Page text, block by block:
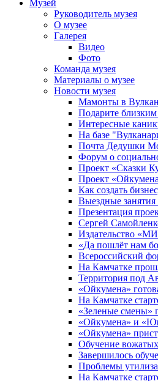
Музей
Руководитель музея
О музее
Галерея
Видео
Фото
Команда музея
Материалы о музее
Новости музея
Мамонты в
Подарите
Интересные
На базе
Почта Дедушки
Форум о
Проект «Сказки
Проект
Как создать
Выездные занятия
Презентация
Сергей
Издательство
«Да пошлёт нам
Всероссийский
На Камчатке
Территория под
«Ойкумена»
На Камчатке
«Зеленые смены»
«Ойкумена» и
«Ойкумена»
Обучение вожатых
Завершилось
Проблемы
На Камчатке